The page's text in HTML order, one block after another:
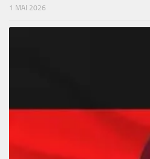
1 MAI 2026